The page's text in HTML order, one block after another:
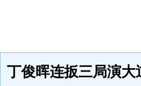
丁俊晖连扳三局演